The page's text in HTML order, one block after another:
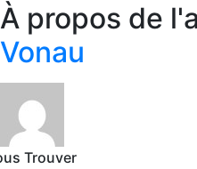
À propos de
Vonau
Trouver